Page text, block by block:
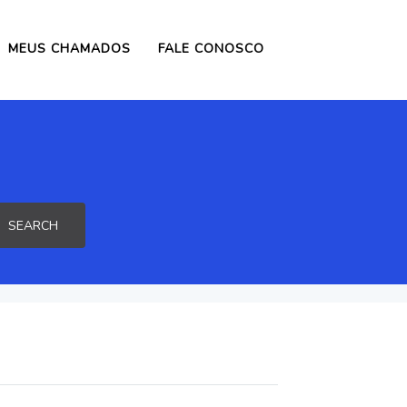
MEUS CHAMADOS FALE CONOSCO
SEARCH